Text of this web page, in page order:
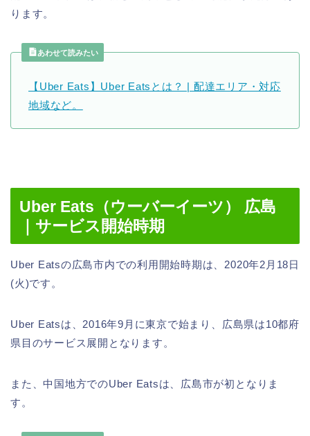
ります。
あわせて読みたい
【Uber Eats】Uber Eatsとは？ | 配達エリア・対応
地域など。
Uber Eats（ウーバーイーツ） 広島
｜サービス開始時期
Uber Eatsの広島市内での利用開始時期は、2020年2月18日
(火)です。
Uber Eatsは、2016年9月に東京で始まり、広島県は10都府
県目のサービス展開となります。
また、中国地方でのUber Eatsは、広島市が初となりま
す。